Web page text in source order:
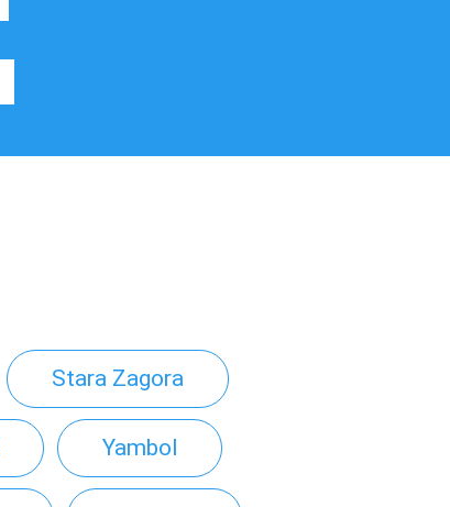
Stara Zagora
Yambol